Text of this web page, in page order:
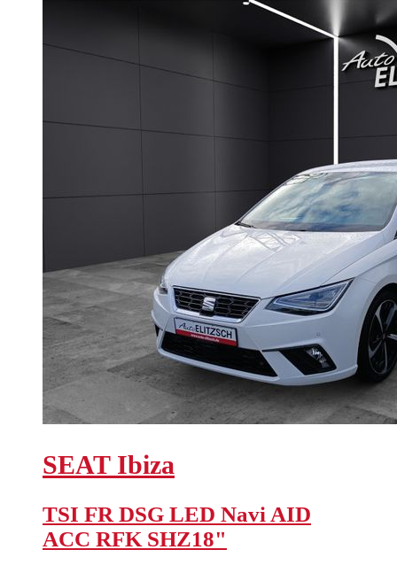
SEAT Ibiza
TSI FR DSG LED Navi AID
ACC RFK SHZ18"